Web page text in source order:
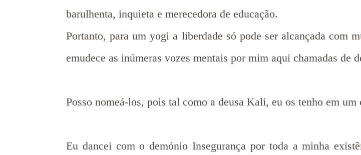
barulhenta, inquieta e merecedora de educação.
Portanto, para um yogi a liberdade só pode ser alcançada com
emudece as inúmeras vozes mentais por mim aqui chamadas de
Posso nomeá-los, pois tal como a deusa Kali, eu os tenho em um
Eu dancei com o demónio Insegurança por toda a minha